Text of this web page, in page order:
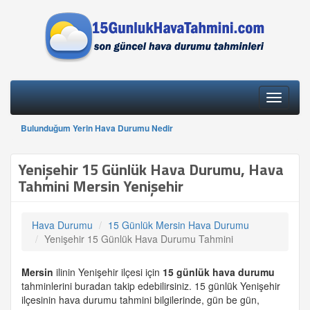
Toggle
Bulunduğum Yerin Hava Durumu Nedir
Yenişehir 15 Günlük Hava Durumu, Hava
Tahmini Mersin Yenişehir
Hava Durumu
15 Günlük Mersin Hava Durumu
Yenişehir 15 Günlük Hava Durumu Tahmini
Mersin ilinin Yenişehir ilçesi için 15 günlük hava durumu
tahminlerini buradan takip edebilirsiniz. 15 günlük Yenişehir
ilçesinin hava durumu tahmini bilgilerinde, gün be gün,